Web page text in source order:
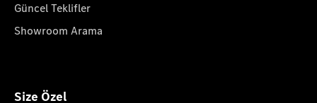
Güncel Teklifler
Showroom Arama
Size Özel